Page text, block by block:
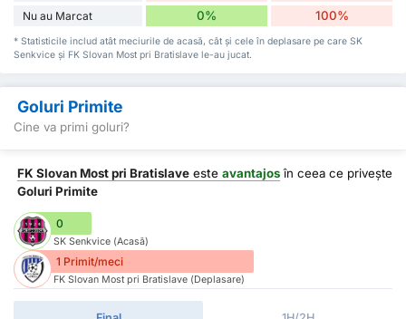
Nu au Marcat 0% 100%
* Statisticile includ atât meciurile de acasă, cât și cele în deplasare pe care SK
Senkvice și FK Slovan Most pri Bratislave le-au jucat.
Goluri Primite
Cine va primi goluri?
FK Slovan Most pri Bratislave este avantajosîn ceea ce privește
Goluri Primite
0
SK Senkvice (Acasă)
1 Primit/meci
FK Slovan Most pri Bratislave (Deplasare)